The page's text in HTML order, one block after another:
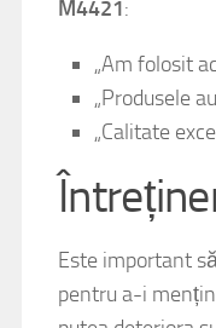
„Produsele
„Calitate
Este important
pentru a-i
putea deteriora